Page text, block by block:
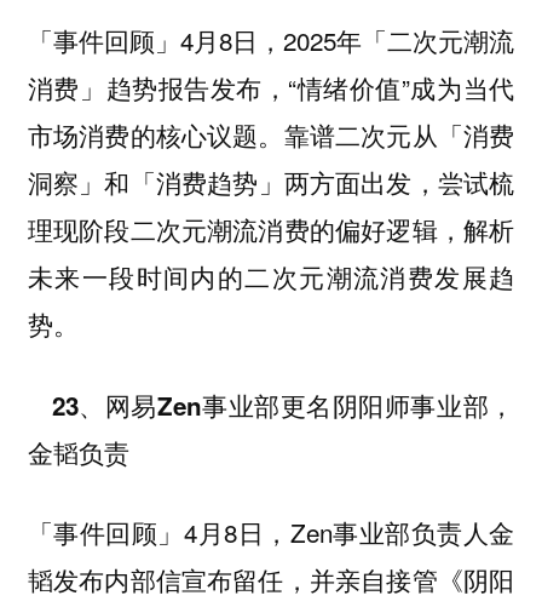
「事件回顾」 4月8日，2025年「二次元潮流
消费」趋势报告发布，“情绪价值”成为当代
市场消费的核心议题。 靠谱二次元从 「消费
洞察」和 「消费趋势」 两方面出发，尝试梳
理现阶段二次元潮流消费的偏好逻辑，解析
未来一段时间内的二次元潮流消费发展趋
势。
23、网易Zen事业部更名阴阳师事业部，
金韬负责
「事件回顾」 4月8日，Zen事业部负责人金
韬发布内部信宣布留任，并亲自接管《阴阳